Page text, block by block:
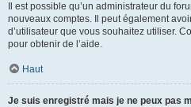
Il est possible qu’un administrateur du
nouveaux comptes. Il peut également
d’utilisateur que vous souhaitez utiliser.
pour obtenir de l’aide.
Haut
Je suis enregistré mais je ne peux pas